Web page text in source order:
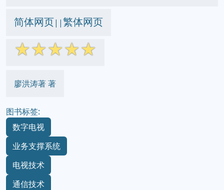
简体网页||繁体网页
☆☆☆☆☆
廖洪涛著 著
图书标签:
数字电视
业务支撑系统
电视技术
通信技术